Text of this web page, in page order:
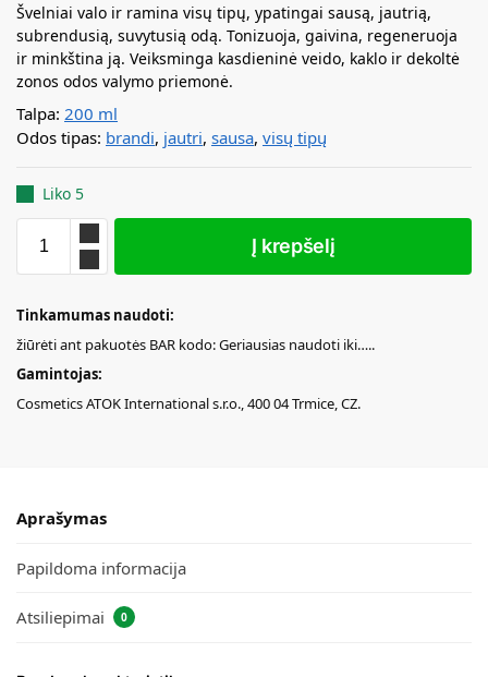
Švelniai valo ir ramina visų tipų, ypatingai sausą, jautrią,
subrendusią, suvytusią odą. Tonizuoja, gaivina, regeneruoja
ir minkština ją. Veiksminga kasdieninė veido, kaklo ir dekoltė
zonos odos valymo priemonė.
Talpa: 200 ml
Odos tipas: brandi, jautri, sausa, visų tipų
Liko 5
Į krepšelį
Tinkamumas naudoti:
žiūrėti ant pakuotės BAR kodo: Geriausias naudoti iki…..
Gamintojas:
Cosmetics ATOK International s.r.o., 400 04 Trmice, CZ.
Aprašymas
Papildoma informacija
Atsiliepimai 0